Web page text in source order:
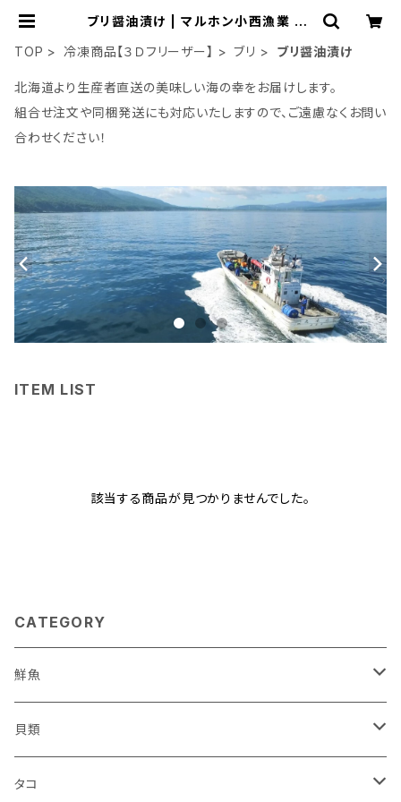
ブリ醤油漬け | マルホン小西漁業 On
TOP
冷凍商品【３Ｄフリーザー】 ブリ ブリ醤油漬け
北海道より生産者直送の美味しい海の幸をお届けします。
組合せ注文や同梱発送にも対応いたしますので、ご遠慮なくお問い
合わせください！
ITEM LIST
該当する商品が見つかりませんでした。
CATEGORY
鮮魚
鮮魚セット
サケ
貝類
ホタテ
タコ